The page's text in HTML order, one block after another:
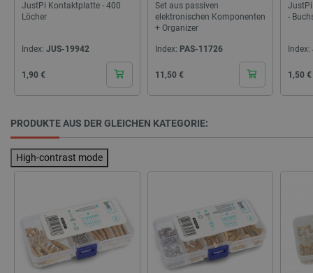
JustPi Kontaktplatte - 400
Löcher
Index: JUS-19942
Cena
1,90 €
Set aus passiven
elektronischen Komponenten
+ Organizer
Index: PAS-11726
Cena
11,50 €
JustPi
-
Index:
Cena
1,50 €
PRODUKTE AUS DER GLEICHEN KATEGORIE:
High-contrast mode
CookieScriptConsent
CookieScript
botland.de
LaSID
Quality Unit
LLC
botland.de